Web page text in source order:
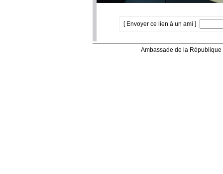
[ Envoyer ce lien à un ami ]
Ambassade de la